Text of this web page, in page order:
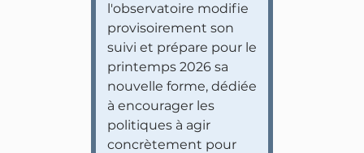
l'observatoire modifie
provisoirement son
suivi et prépare pour le
printemps 2026 sa
nouvelle forme, dédiée
à encourager les
politiques à agir
concrètement pour